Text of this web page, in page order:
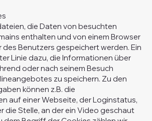
die Daten von besuchten
enthalten und von einem Browser
Benutzers gespeichert werden. Ein
Linie dazu, die Informationen über
oder nach seinem Besuch
zu speichern. Zu den
können z.B. die
auf einer Webseite, der Loginstatus,
die Stelle, an der ein Video geschaut